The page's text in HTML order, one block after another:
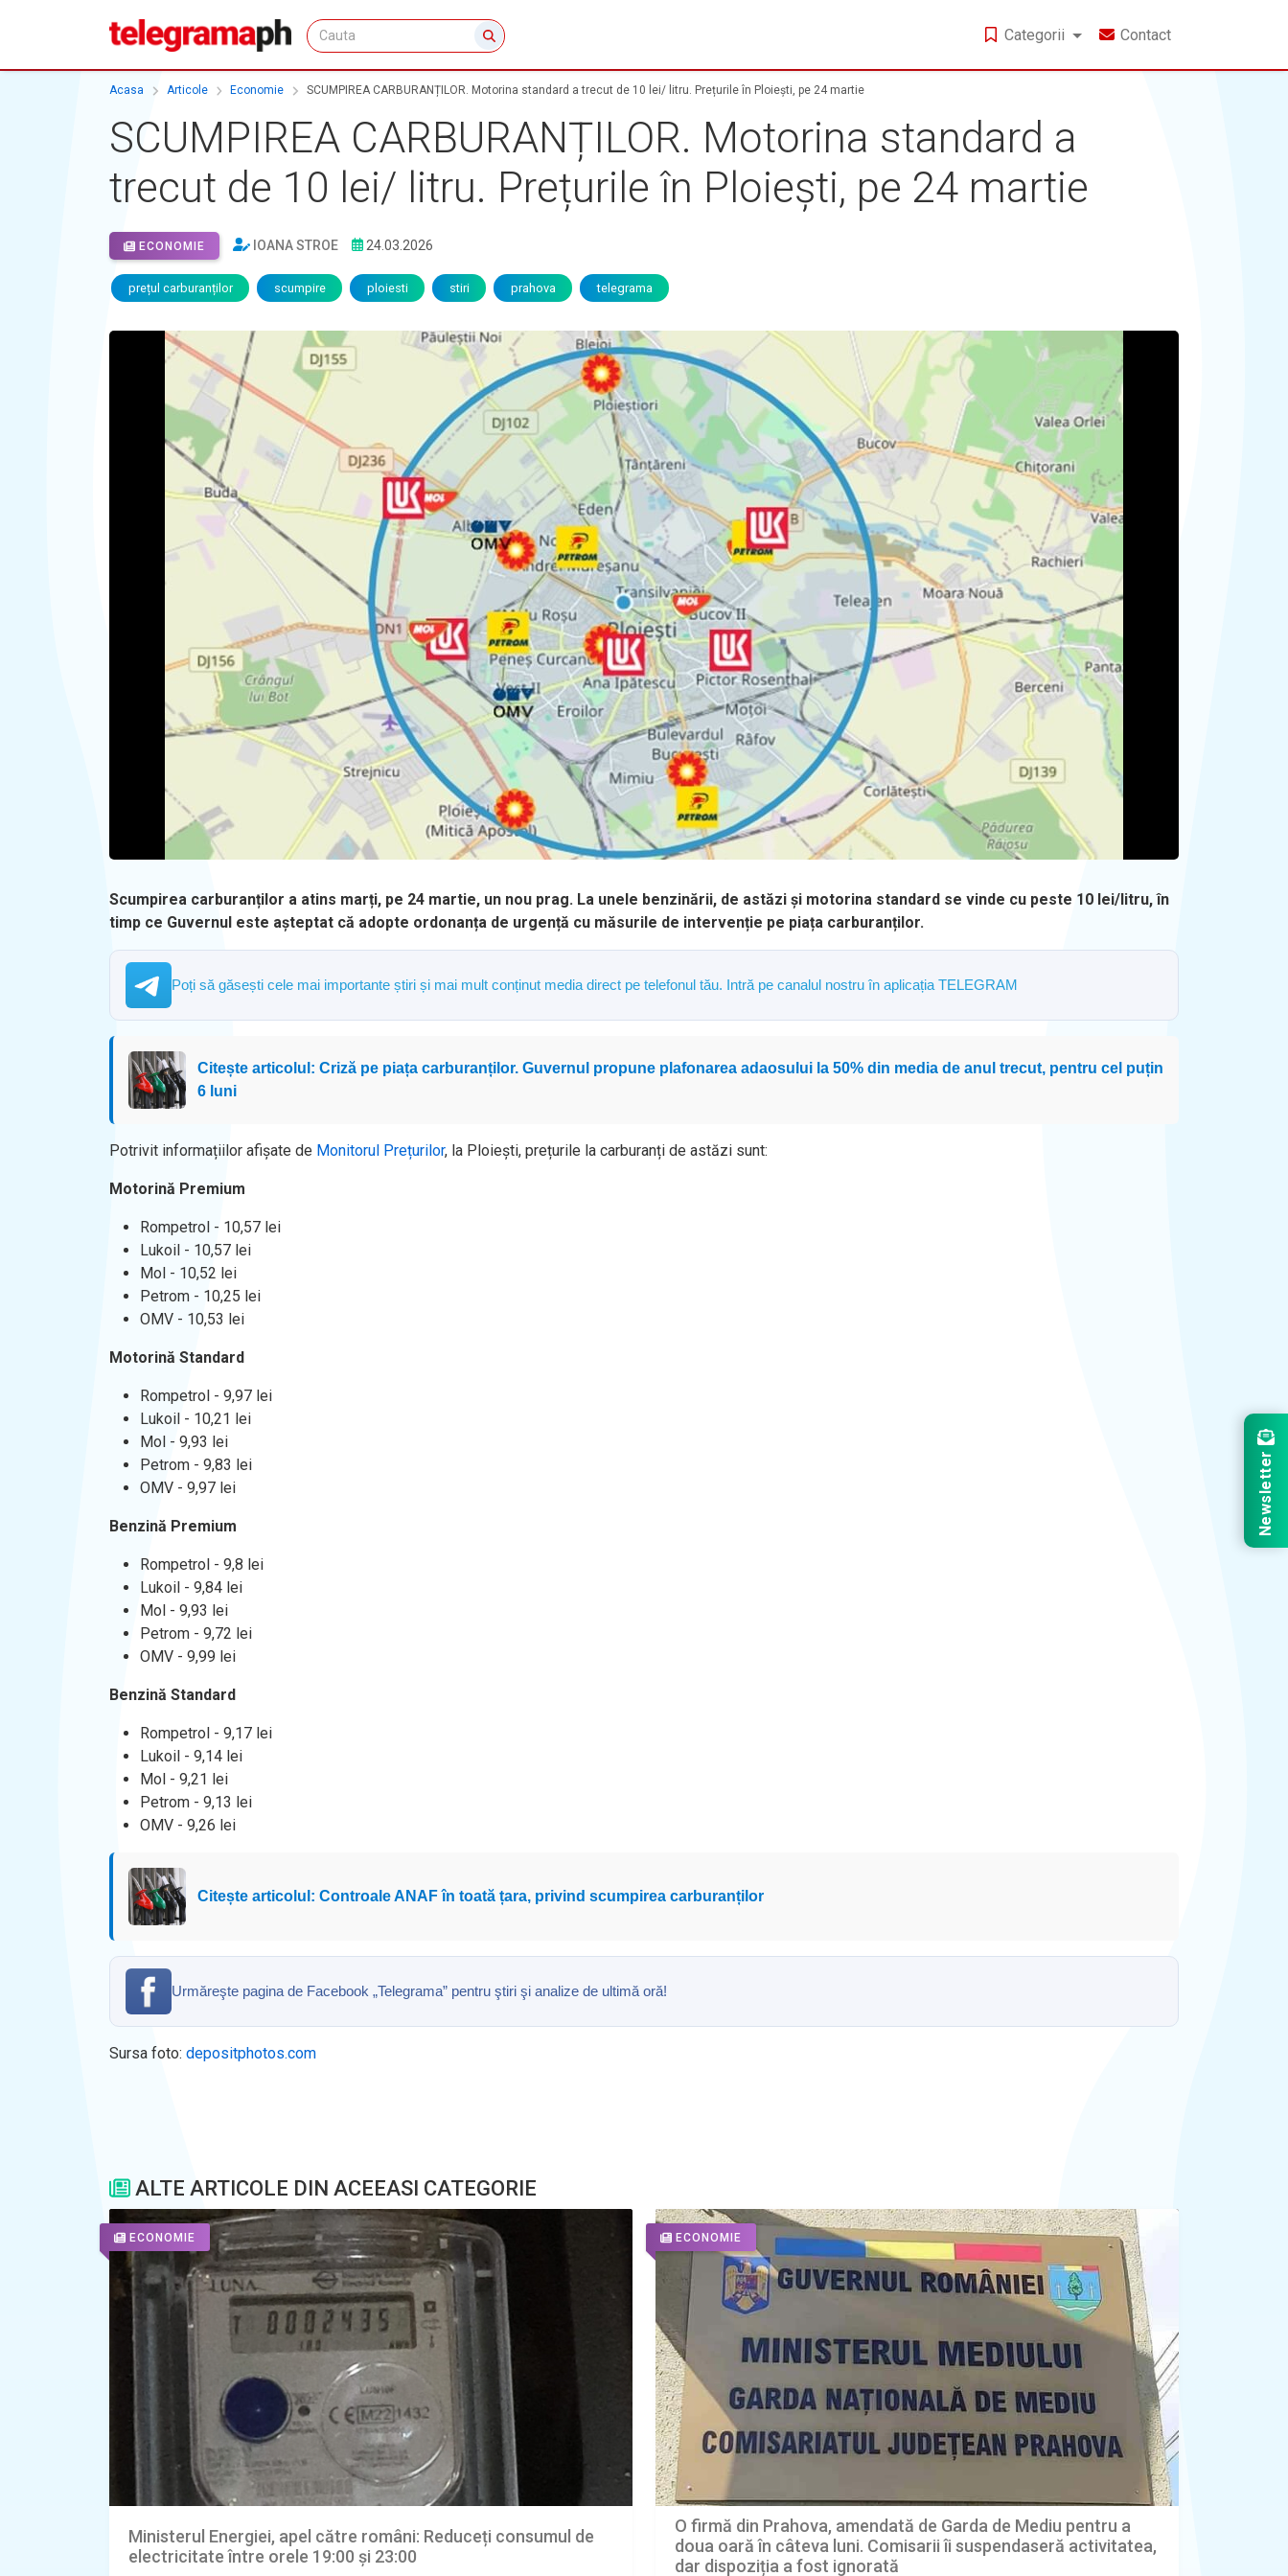
Categorii Contact
Acasa Articole Economie SCUMPIREA CARBURANȚILOR. Motorina standard a trecut de 10 lei/ litru. Prețurile în Ploiești, pe 24 martie
SCUMPIREA CARBURANȚILOR. Motorina standard a
trecut de 10 lei/ litru. Prețurile în Ploiești, pe 24 martie
ECONOMIE IOANA STROE 24.03.2026
prețul carburanților scumpire ploiesti stiri prahova telegrama
Scumpirea carburanților a atins marți, pe 24 martie, un nou prag. La unele benzinării, de astăzi și motorina standard se vinde cu peste 10 lei/litru, în
timp ce Guvernul este așteptat că adopte ordonanța de urgență cu măsurile de intervenție pe piața carburanților.
Poți să găsești cele mai importante știri și mai mult conținut media direct pe telefonul tău. Intră pe canalul nostru în aplicația TELEGRAM
Citește articolul: Criză pe piața carburanților. Guvernul propune plafonarea adaosului la 50% din media de anul trecut, pentru cel puțin
6 luni
Potrivit informațiilor afișate de Monitorul Prețurilor, la Ploiești, prețurile la carburanți de astăzi sunt:
Motorină Premium
Rompetrol - 10,57 lei
Lukoil - 10,57 lei
Mol - 10,52 lei
Petrom - 10,25 lei
OMV - 10,53 lei
Motorină Standard
Rompetrol - 9,97 lei
Lukoil - 10,21 lei
Mol - 9,93 lei
Petrom - 9,83 lei
OMV - 9,97 lei
Benzină Premium
Rompetrol - 9,8 lei
Lukoil - 9,84 lei
Mol - 9,93 lei
Petrom - 9,72 lei
OMV - 9,99 lei
Benzină Standard
Rompetrol - 9,17 lei
Lukoil - 9,14 lei
Mol - 9,21 lei
Petrom - 9,13 lei
OMV - 9,26 lei
Citește articolul: Controale ANAF în toată țara, privind scumpirea carburanților
Urmăreşte pagina de Facebook „Telegrama” pentru ştiri şi analize de ultimă oră!
Sursa foto: depositphotos.com
ALTE ARTICOLE DIN ACEEASI CATEGORIE
ECONOMIE
Ministerul Energiei, apel către români: Reduceți consumul de
electricitate între orele 19:00 și 23:00
ECONOMIE
O firmă din Prahova, amendată de Garda de Mediu pentru a
doua oară în câteva luni. Comisarii îi suspendaseră activitatea,
dar dispoziția a fost ignorată
Newsletter